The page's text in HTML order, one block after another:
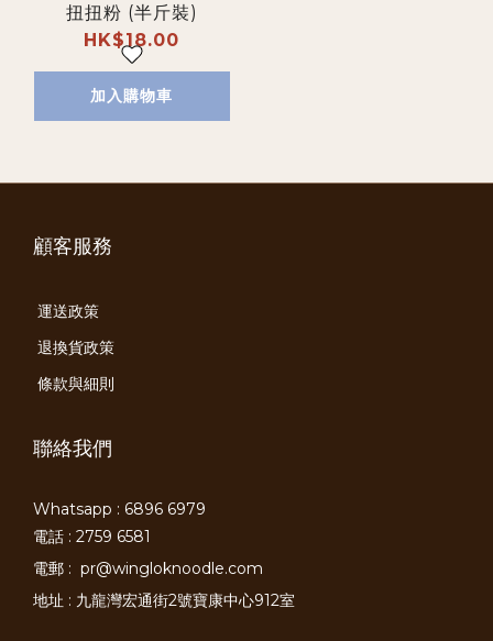
扭扭粉 (半斤裝)
HK$18.00
加入購物車
顧客服務
運送政策
退換貨政策
條款與細則
聯絡我們
Whatsapp : 6896 6979
電話 : 2759 6581
電郵 : pr@wingloknoodle.com
地址 : 九龍灣宏通街2號寶康中心912室